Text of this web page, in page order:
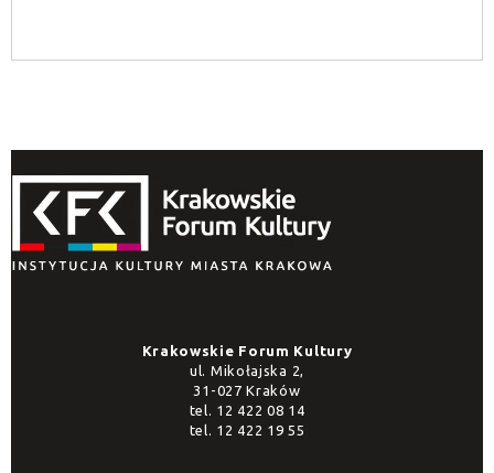
Krakowskie Forum Kultury
ul. Mikołajska 2,
31-027 Kraków
tel. 12 422 08 14
tel. 12 422 19 55